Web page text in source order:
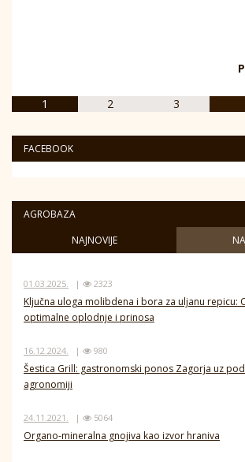
1 2 3
FACEBOOK
AGROBAZA
NAJNOVIJE
01.03.2025. | 2323
Ključna uloga molibdena i bora za uljanu repicu:
optimalne oplodnje i prinosa
16.12.2024. | 980
Šestica Grill: gastronomski ponos Zagorja uz
agronomiji
24.11.2021. | 5064
Organo-mineralna gnojiva kao izvor hraniva